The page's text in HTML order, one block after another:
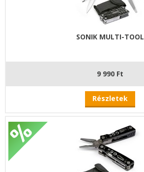
SONIK MULTI-TOOL
9 990 Ft
Részletek